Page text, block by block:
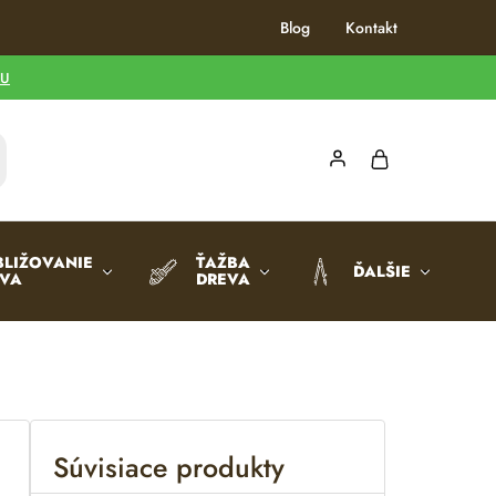
Blog Kontakt
ŤAŽBA
DREVA ĎALŠIE
Súvisiace produkty